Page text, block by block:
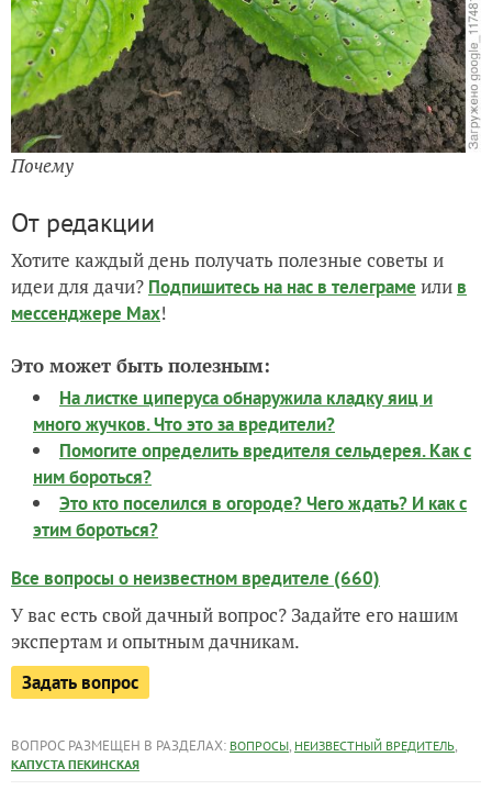
Почему
От редакции
Хотите каждый день получать полезные советы и
идеи для дачи? Подпишитесь на нас в телеграме или в
мессенджере Max!
Это может быть полезным:
На листке циперуса обнаружила кладку яиц и
много жучков. Что это за вредители?
Помогите определить вредителя сельдерея. Как с
ним бороться?
Это кто поселился в огороде? Чего ждать? И как с
этим бороться?
Все вопросы о неизвестном вредителе (660)
У вас есть свой дачный вопрос? Задайте его нашим
экспертам и опытным дачникам.
Задать вопрос
ВОПРОС РАЗМЕЩЕН В РАЗДЕЛАХ: ВОПРОСЫ, НЕИЗВЕСТНЫЙ ВРЕДИТЕЛЬ,
КАПУСТА ПЕКИНСКАЯ